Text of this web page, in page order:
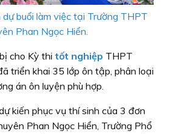
buổi làm việc tại Trường THPT
Phan Ngọc Hiển.
cho Kỳ thi tốt nghiệp THPT
triển khai 35 lớp ôn tập, phân loại
án ôn luyện phù hợp.
kiến phục vụ thí sinh của 3 đơn
Phan Ngọc Hiển, Trường Phổ